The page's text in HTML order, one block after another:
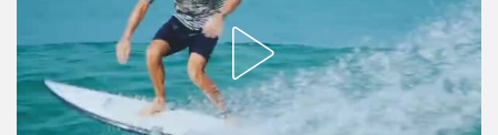
עבודה וקריירה
חברים ואנשים
בית, שכנים ושותפים